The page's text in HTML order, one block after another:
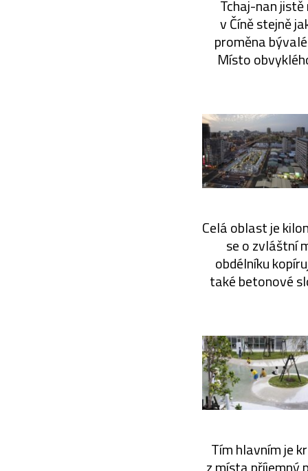
Tchaj-nan
v Číně stejně
proměna
Místo
Celá oblast je
se o zvláštní
obdélníku
také betonové
Tím hlavním je